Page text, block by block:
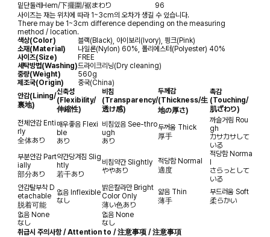
밑단둘레Hem/下擺圍/裾まわり
96
사이즈는 재는 위치에 따라 1~3cm의 오차가 생길 수 있습니다.
There may be 1~3cm difference depending on the measuring
method / location.
색상(Color)
블랙(Black), 아이보리(Ivory), 핑크(Pink)
소재(Material)
나일론(Nylon) 60%, 폴리에스터(Polyester) 40%
사이즈(Size)
FREE
세탁방법(Washing)드라이크리닝(Dry cleaning)
중량(Weight)
560g
제조국(Origin)
중국(China)
안감(Lining/
裏地)
신축성
(Flexibility/
伸縮性)
비침
(Transparency/
透け感)
두께감
(Thickness/生
地の厚さ)
촉감
(Touching/
肌ざわり)
전체안감 Enti
rly
全体あり
매우좋음 Flexi
ble
あり
비침있음 See-thro
ugh
あり
두꺼움 Thick
厚手
까슬거림 Rou
gh
カサカサして
いる
부분안감 Part
ially
部分あり
약간당겨짐 Slig
htly
若干あり
비침약간Slightly
ややあり
적당함 Normal
適度
적당함 Norma
l
さらっとして
いる
안감탈부착 D
etachable
脱着可能
없음 Inflexible
なし
밝은칼라만 Bright
Color Only
薄い色あり
얇음 Thin
薄手
부드러움 Soft
柔らかい
없음 None
なし
없음 None
なし
취급시 주의사항 / Attention to / 注意事项 / 注意事項